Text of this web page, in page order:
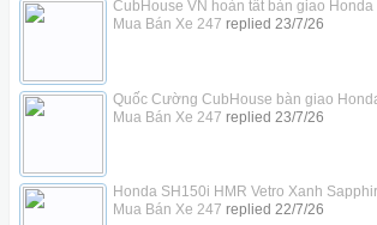
CubHouse VN hoàn tất bàn giao Honda
Mua Bán Xe 247 replied 23/7/26
Quốc Cường CubHouse bàn giao
Mua Bán Xe 247 replied 23/7/26
Honda SH150i HMR Vetro Xanh
Mua Bán Xe 247 replied 22/7/26